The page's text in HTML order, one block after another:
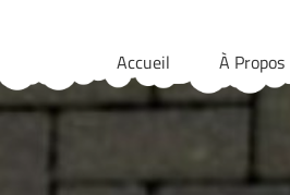
Accueil À Propos